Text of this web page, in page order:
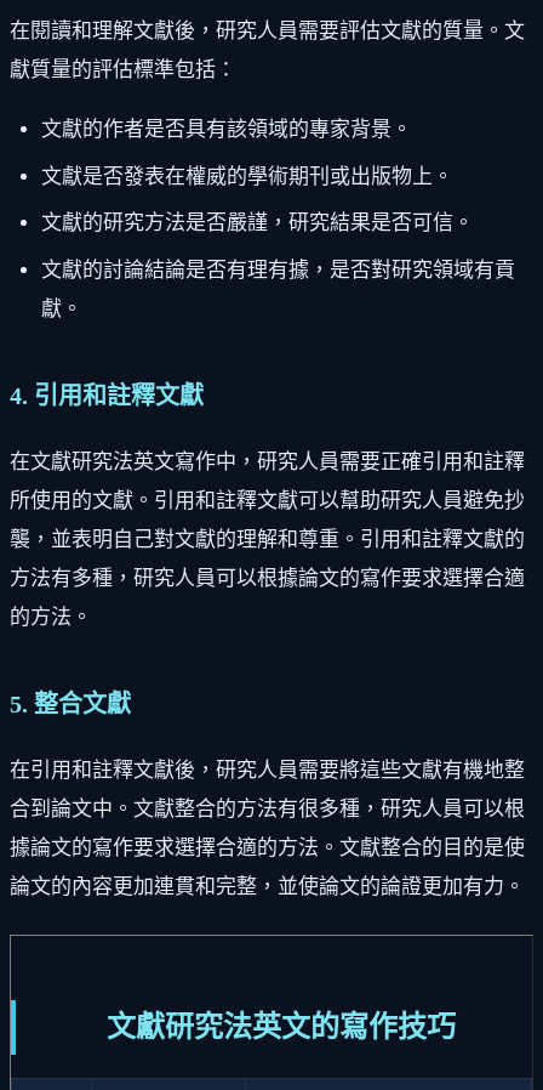
在閱讀和理解文獻後，研究人員需要評估文獻的質量。文
獻質量的評估標準包括：
文獻的作者是否具有該領域的專家背景。
文獻是否發表在權威的學術期刊或出版物上。
文獻的研究方法是否嚴謹，研究結果是否可信。
文獻的討論結論是否有理有據，是否對研究領域有貢
獻。
4. 引用和註釋文獻
在文獻研究法英文寫作中，研究人員需要正確引用和註釋
所使用的文獻。引用和註釋文獻可以幫助研究人員避免抄
襲，並表明自己對文獻的理解和尊重。引用和註釋文獻的
方法有多種，研究人員可以根據論文的寫作要求選擇合適
的方法。
5. 整合文獻
在引用和註釋文獻後，研究人員需要將這些文獻有機地整
合到論文中。文獻整合的方法有很多種，研究人員可以根
據論文的寫作要求選擇合適的方法。文獻整合的目的是使
論文的內容更加連貫和完整，並使論文的論證更加有力。
文獻研究法英文的寫作技巧